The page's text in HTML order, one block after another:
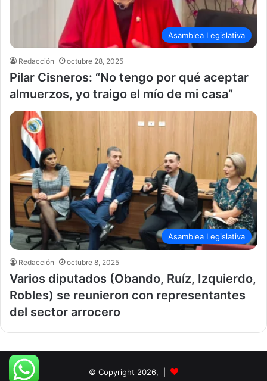
Asamblea Legislativa
Redacción octubre 28, 2025
Pilar Cisneros: “No tengo por qué aceptar
almuerzos, yo traigo el mío de mi casa”
Asamblea Legislativa
Redacción octubre 8, 2025
Varios diputados (Obando, Ruíz, Izquierdo,
Robles) se reunieron con representantes
del sector arrocero
© Copyright 2026, |